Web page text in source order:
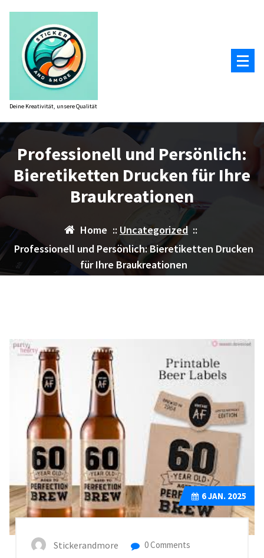
springen
Deine Kreativität, unsere Qualität
Professionell und Persönlich:
Bieretiketten Drucken für Ihre
Braukreationen
Home :: Uncategorized::
Professionell und Persönlich: Bieretiketten Drucken
für Ihre Braukreationen
6JAN. 2025
Stickerandmore 0 Comments